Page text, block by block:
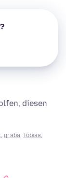
diesen
graba Tobias